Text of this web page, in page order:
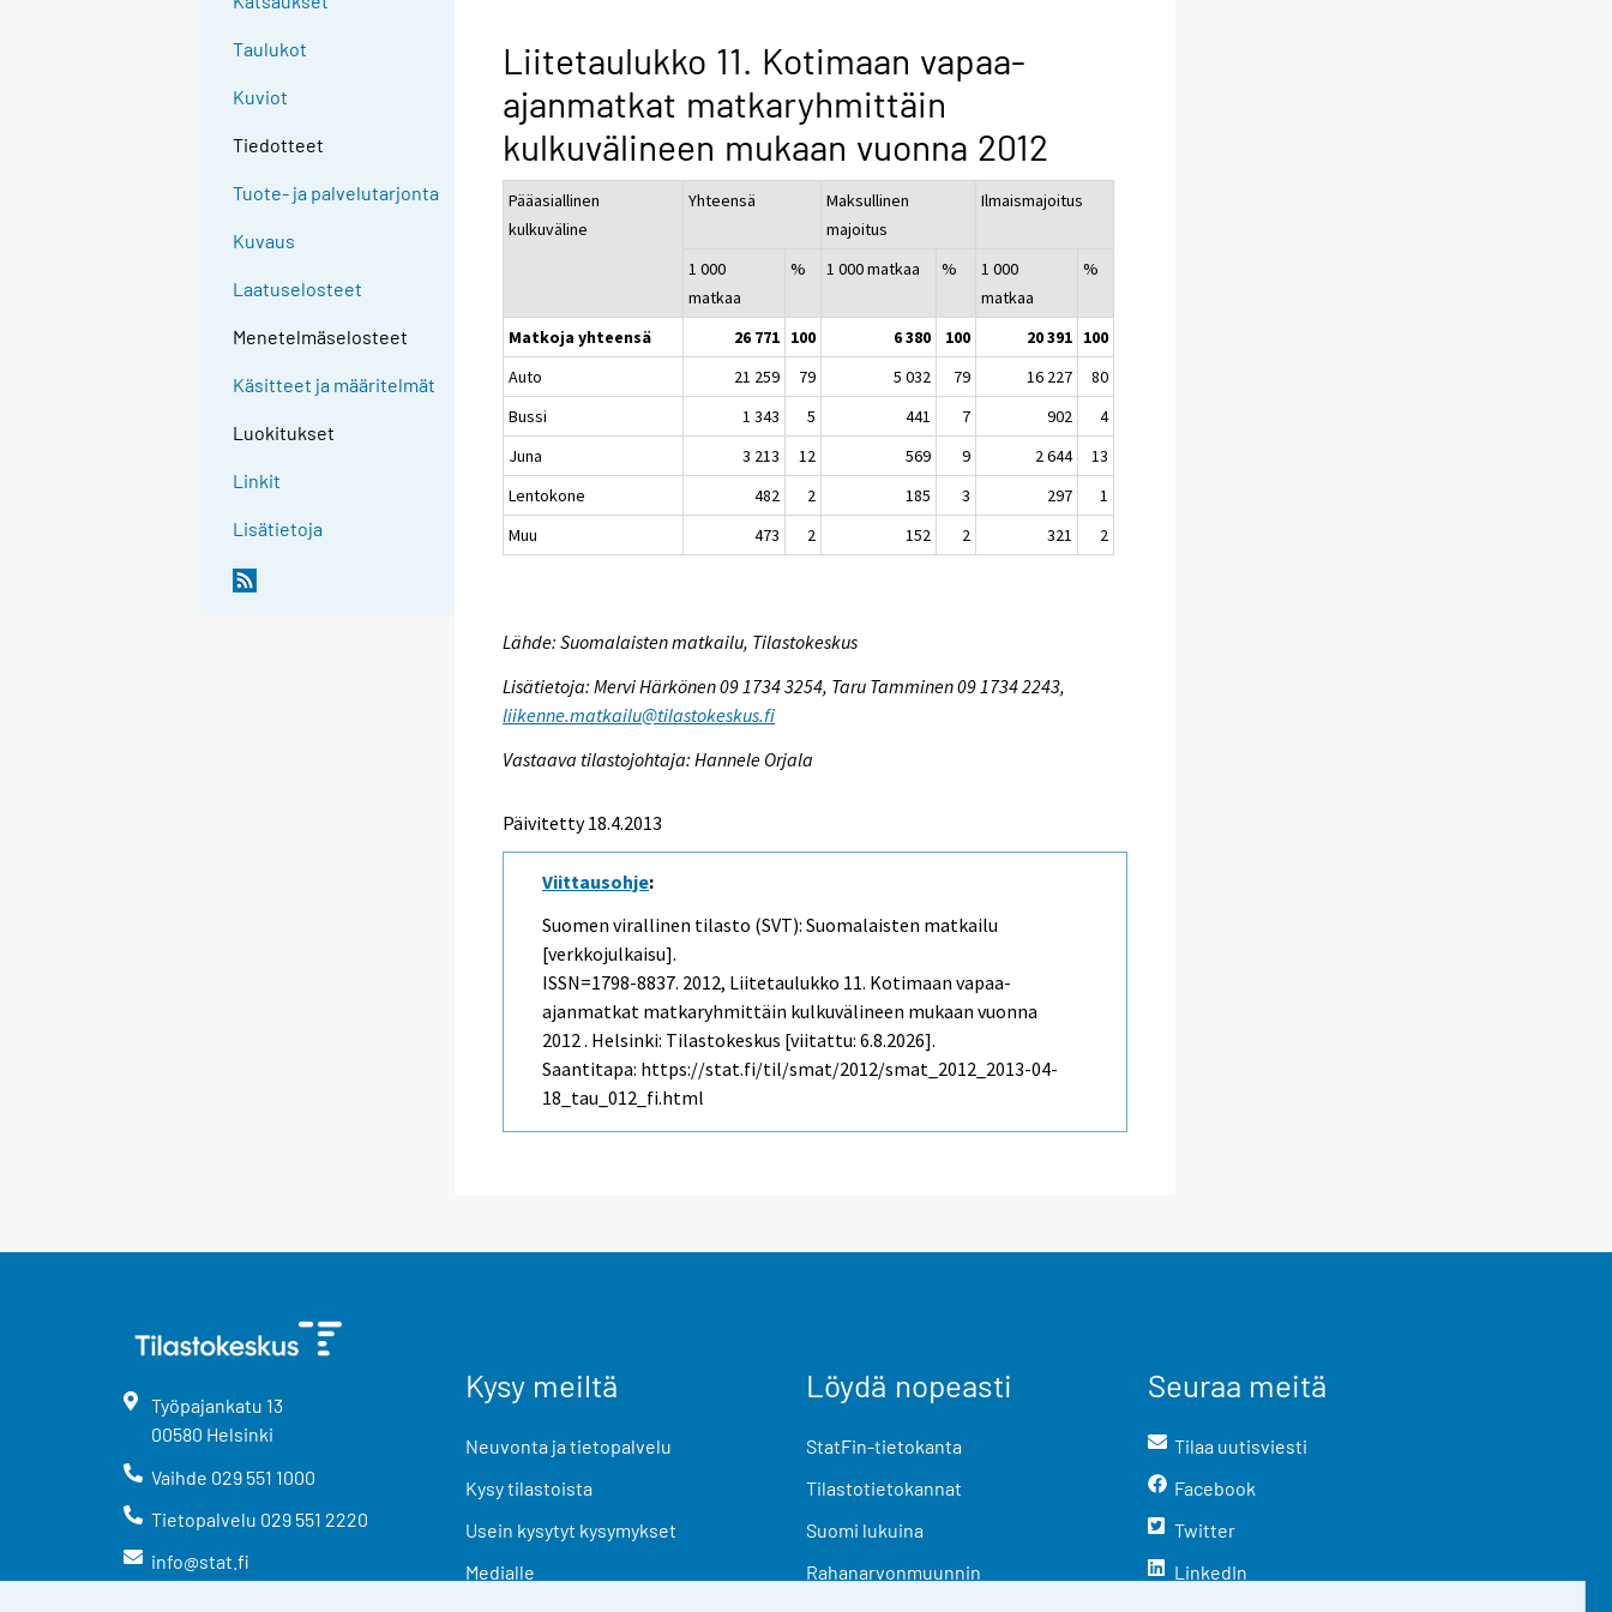
Taulukot
Kuviot
Tiedotteet
Tuote- ja palvelutarjonta
Kuvaus
Laatuselosteet
Menetelmäselosteet
Käsitteet ja määritelmät
Luokitukset
Linkit
Lisätietoja
Liitetaulukko 11. Kotimaan vapaa-
ajanmatkat matkaryhmittäin
kulkuvälineen mukaan vuonna 2012
Pääasiallinen
kulkuväline
Yhteensä
Maksullinen
majoitus
Ilmaismajoitus
1 000
matkaa
% 1 000 matkaa %
1 000
matkaa
%
Matkoja yhteensä 26 771 100 6 380 100 20 391 100
Auto
21 259 79 5 032 79 16 227
80
Bussi
1 343 5 441 7 902
4
Juna
3 213 12 569 9 2 644
13
Lentokone
482 2 185 3 297
1
Muu
473 2 152 2 321 2
Lähde: Suomalaisten matkailu, Tilastokeskus
Lisätietoja: Mervi Härkönen 09 1734 3254, Taru Tamminen 09 1734 2243,
liikenne.matkailu@tilastokeskus.fi
Vastaava tilastojohtaja: Hannele Orjala
Päivitetty 18.4.2013
Viittausohje:
Suomen virallinen tilasto (SVT): Suomalaisten matkailu
[verkkojulkaisu].
ISSN=1798-8837. 2012, Liitetaulukko 11. Kotimaan vapaa-
ajanmatkat matkaryhmittäin kulkuvälineen mukaan vuonna
2012 . Helsinki: Tilastokeskus [viitattu: 6.8.2026].
Saantitapa: https://stat.fi/til/smat/2012/smat_2012_2013-04-
18_tau_012_fi.html
Työpajankatu 13
00580 Helsinki
Vaihde 029 551 1000
Tietopalvelu 029 551 2220
info@stat.fi
Kysy meiltä
Neuvonta ja tietopalvelu
Kysy tilastoista
Usein kysytyt kysymykset
Medialle
Löydä nopeasti
StatFin-tietokanta
Tilastotietokannat
Suomi lukuina
Rahanarvonmuunnin
Seuraa meitä
Tilaa uutisviesti
Facebook
Twitter
LinkedIn